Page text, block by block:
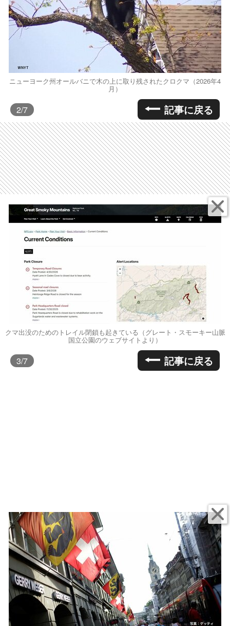
ニューヨーク州オールバニで木の上に取り残されたクロクマ（2026年4
月）
2/7 記事に戻る
クマ出没のためのトレイル閉鎖も起きている（グレート・スモーキー山脈
国立公園のウェブサイトより）
3/7 記事に戻る